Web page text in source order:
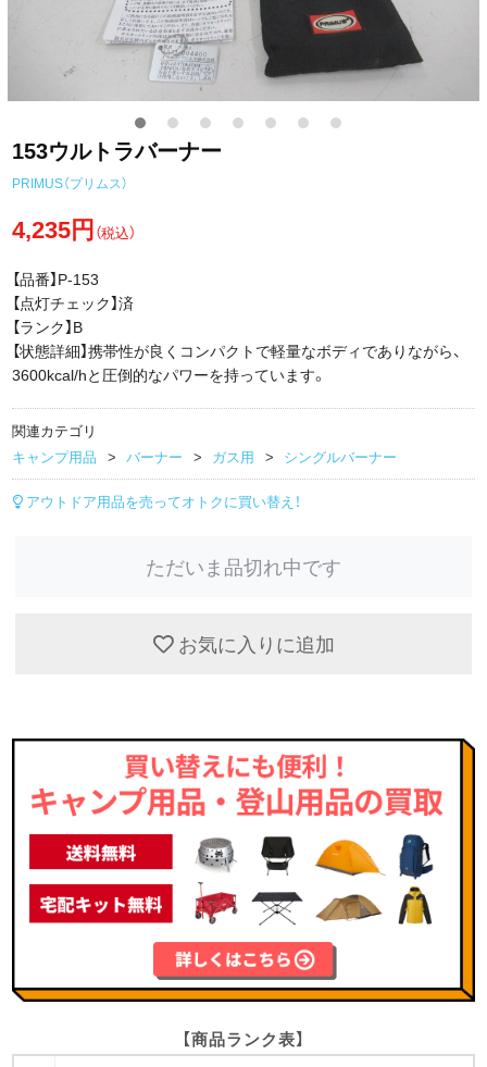
153ウルトラバーナー
PRIMUS（プリムス）
4,235円（税込）
【品番】P-153
【点灯チェック】済
【ランク】B
【状態詳細】携帯性が良くコンパクトで軽量なボディでありながら、
3600kcal/hと圧倒的なパワーを持っています。
関連カテゴリ
キャンプ用品
バーナー ガス用 シングルバーナー
アウトドア用品を売ってオトクに買い替え！
ただいま品切れ中です
お気に入りに追加
【商品ランク表】